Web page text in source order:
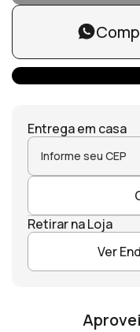
Entrega em casa
Retirar na Loja
Ver